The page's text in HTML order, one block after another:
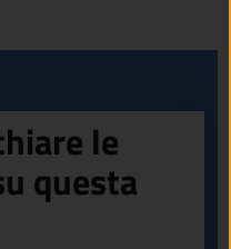
le
questa